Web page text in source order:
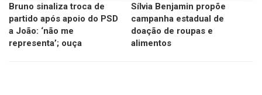
Bruno sinaliza troca de
partido após apoio do PSD
a João: ‘não me
representa’; ouça
Sílvia Benjamin propõe
campanha estadual de
doação de roupas e
alimentos